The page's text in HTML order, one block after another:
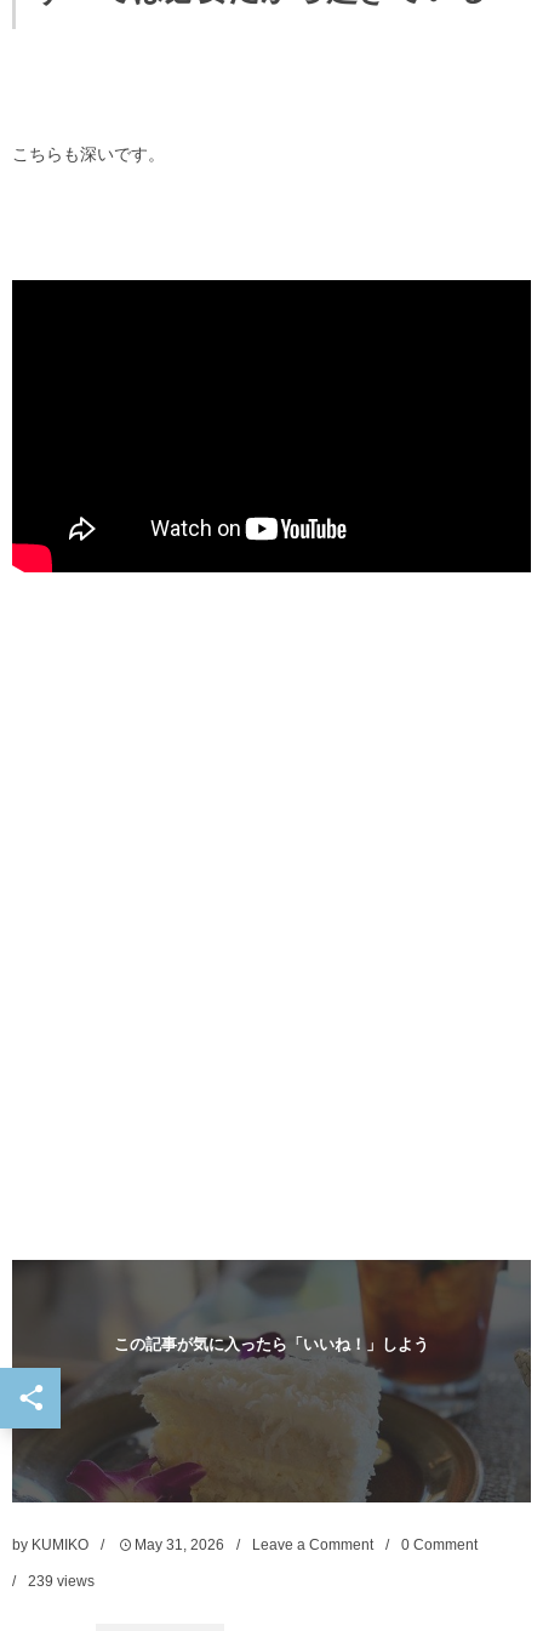
こちらも深いです。
この記事が気に入ったら「いいね！」しよう
by KUMIKO May 31 ,2026 Leave a Comment 0 Comment
239 views